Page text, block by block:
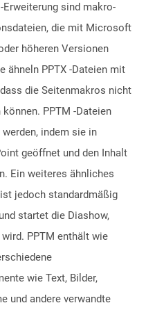
Erweiterung sind makro-
die mit Microsoft
höheren Versionen
ähneln PPTX -Dateien mit
die Seitenmakros nicht
PPTM -Dateien
indem sie in
geöffnet und den Inhalt
Ein weiteres ähnliches
jedoch standardmäßig
startet die Diashow,
PPTM enthält wie
wie Text, Bilder,
und andere verwandte